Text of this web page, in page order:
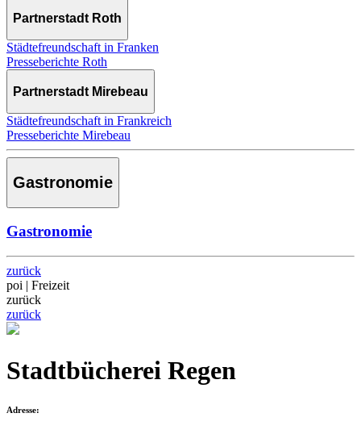
Partnerstadt Roth
Städtefreundschaft in Franken
Presseberichte Roth
Partnerstadt Mirebeau
Städtefreundschaft in Frankreich
Presseberichte Mirebeau
Gastronomie
Gastronomie
zurück
poi | Freizeit
zurück
zurück
Stadtbücherei Regen
Adresse: